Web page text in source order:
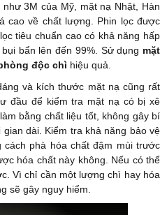
3M của Mỹ, mặt nạ Nhật, Hàn
cao về chất lượng. Phin lọc được
tiêu chuẩn cao có khả năng hấp
bẩn lên đến 99%. Sử dụng mặt
độc chì hiệu quả.
và kích thước mặt nạ cũng rất
đầu để kiểm tra mặt nạ có bị xê
bằng chất liệu tốt, không gây bí
dài. Kiểm tra khả năng bảo vệ
cách phà hóa chất đậm mùi trước
hóa chất này không. Nếu có thể
Vì chỉ cần một lượng chì hay hóa
sẽ gây nguy hiểm.